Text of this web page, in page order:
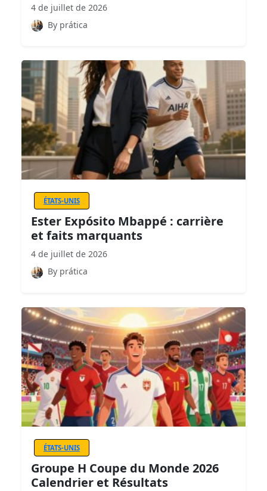
4 de juillet de 2026
By prática
ÉTATS-UNIS
Ester Expósito Mbappé : carrière
et faits marquants
4 de juillet de 2026
By prática
ÉTATS-UNIS
Groupe H Coupe du Monde 2026
Calendrier et Résultats